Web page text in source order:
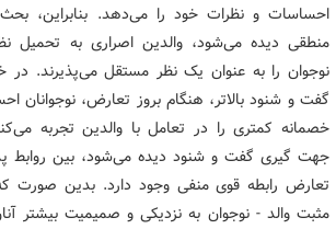
احساسات و نظرات خود را می‌دهد. بنابراین،
منطقی دیده می‌شود، والدین اصراری به تحمیل
نوجوان را به عنوان یک نظر مستقل می‌پذیرند. در
گفت و شنود بالاتر، هنگام بروز تعارض، نوجوانان
خصمانه کمتری را در تعامل با والدین تجربه
جهت گیری گفت و شنود دیده می‌شود، بین روابط
تعارض رابطه قوی منفی وجود دارد. بدین صورت که
مثبت والد - نوجوان به نزدیکی و صمیمیت بیشتر